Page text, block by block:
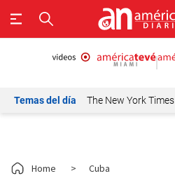
Temas del día The New York Times
Home > Cuba